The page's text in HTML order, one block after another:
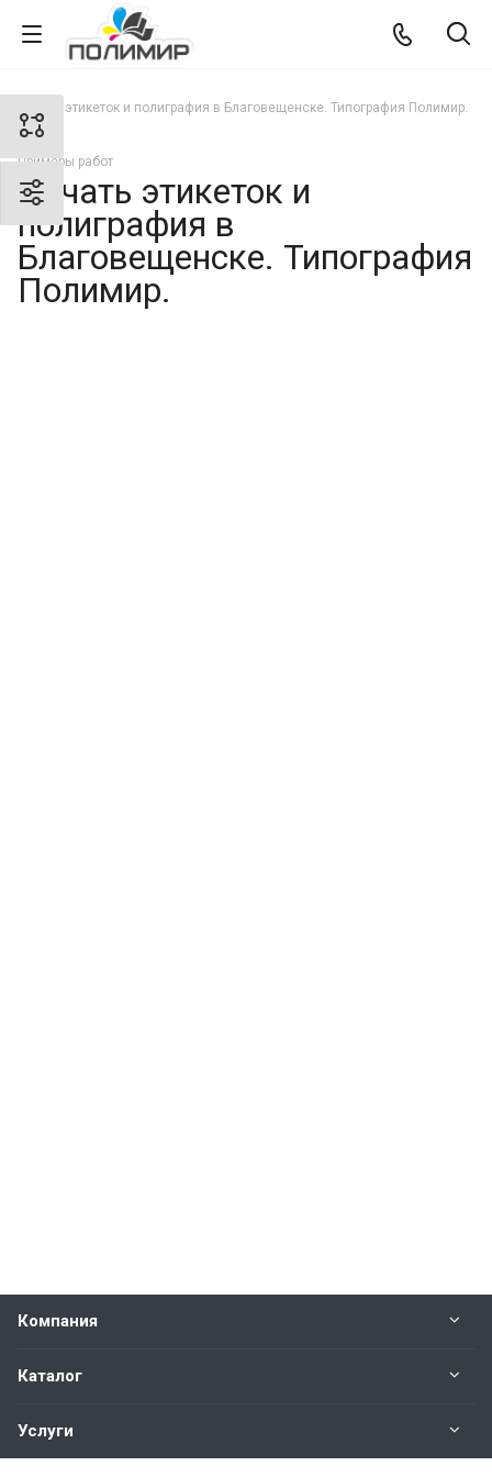
Печать этикеток и полиграфия в Благовещенске. Типография Полимир.
Примеры работ
Печать этикеток и
полиграфия в
Благовещенске. Типография
Полимир.
Компания
Каталог
Услуги